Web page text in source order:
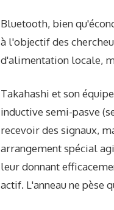
Bluetooth, bien
à l'objectif des
d'alimentation locale,
Takahashi et son
inductive semi-pasve
recevoir des signaux,
arrangement spécial
leur donnant
actif. L'anneau ne pèse